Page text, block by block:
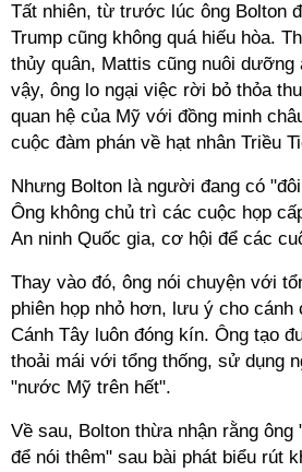
Tất nhiên, từ trước lúc ông Bolton
Trump cũng không quá hiếu hòa.
thủy quân, Mattis cũng nuôi
vậy, ông lo ngại việc rời bỏ thỏa
quan hệ của Mỹ với đồng minh
cuộc đàm phán về hạt nhân Triều
Nhưng Bolton là người đang có
Ông không chủ trì các cuộc họp
An ninh Quốc gia, cơ hội để các
Thay vào đó, ông nói chuyện với
phiên họp nhỏ hơn, lưu ý cho cánh
Cánh Tây luôn đóng kín. Ông tạo
thoải mái với tổng thống, sử dụng
"nước Mỹ trên hết".
Về sau, Bolton thừa nhận rằng ông
để nói thêm" sau bài phát biểu rút